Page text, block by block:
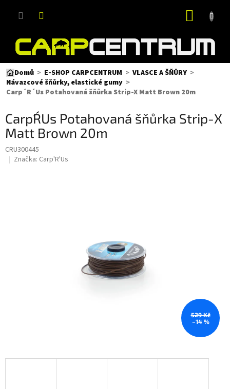
Domů E-SHOP CARPCENTRUM
VLASCE A ŠŇŮRY
Návazcové šňůrky, elastické gumy
Carp´R´Us Potahovaná šňůrka Strip-X Matt Brown 20m
Carp´R´Us Potahovaná šňůrka Strip-X
Matt Brown 20m
CRU300445
Značka: Carp'R'Us
529 Kč
–14 %